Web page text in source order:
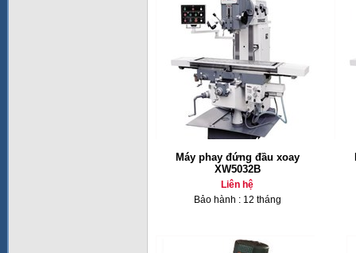
Máy phay đứng đầu xoay
XW5032B
Liên hệ
Bảo hành : 12 tháng